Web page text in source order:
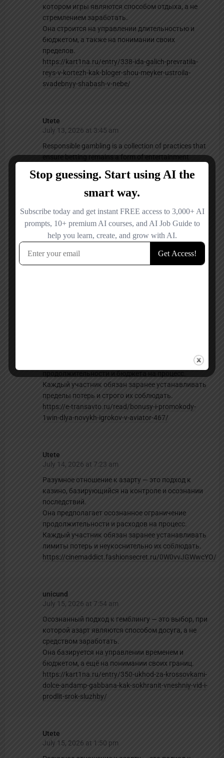
котором игры являются способом отдыха, а не
стремлением заработать.
Она строится на управлении длительностью и
бюджетом, а также на понимании своих
пределов.
https://kart1na.ru/entry/338-ida-galich-prevratila-
reys-v-kortezh-kak-bloger-shou-meyker-ustroila-
svadebnyy-shabash-v-nebe/
Utete
July 13, 2026 at 3:45 am
Responsible gambling is a collection of practices that
ensure betting remains a form of entertainment
It involves setting individual limits on time and money
spent, as well as recognising the signs of problematic
In essence, responsible gambling promotes conscious
choices and helps users to maintain balance over
their playing activities.
tendentsii-v-onlayn-igrakh-chto-zhdyot-rich-
casino.htm
Каждый участник обязан заранее устанавливать
пределы потерь и строго их соблюдать.
https://e-transavto.ru/read/bonusy-i-promokody-
1win-dlya-novykh-igrokov-v-aviator-467/
Utete
July 14, 2026 at 7:23 am
Разумное отношение к азарту — это подход к
казино, базирующийся на контроле и осознании
последствий.
Она предполагает осознанное ограничение
продолжительности и расходов на процесс.
Каждый участник обязан заранее устанавливать
лимиты потерь и неукоснительно их соблюдать.
https://cinemaddict.fashionsecret.ru/0W0vvJGWwcYO/
unicund
July 15, 2026 at 7:54 am
Осознанный подход к гемблингу — это выбор, при
которой азарт являются способом досуга, а не
средством заработать.
Она базируется на управлении временем и
бюджетом, а ещё на понимании своих границ.
https://kart1na.ru/entry/350-ukhod-za-krossovkami-
dolce-andamp-gabbana-kak-sokhranit-vneshniy-vid-i-
prodlit-srok-sluzhby/
Utete
July 15, 2026 at 1:50 pm